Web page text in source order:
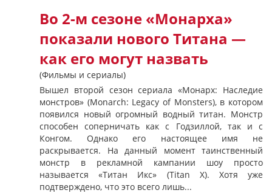
Во 2-м сезоне «Монарха»
показали нового Титана —
как его могут назвать
(Фильмы и сериалы)
Вышел второй сезон сериала «Монарх: Наследие
монстров» (Monarch: Legacy of Monsters), в котором
появился новый огромный водный титан. Монстр
способен соперничать как с Годзиллой, так и с
Конгом. Однако его настоящее имя не
раскрывается. На данный момент таинственный
монстр в рекламной кампании шоу просто
называется «Титан Икс» (Titan X). Хотя уже
подтверждено, что это всего лишь...